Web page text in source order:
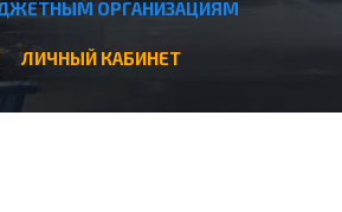
ОРГАНИЗАЦИЯМ
ЛИЧНЫЙ КАБИНЕТ